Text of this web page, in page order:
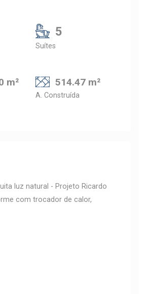
5
Suítes
m² 514.47 m²
A. Construída
luz natural - Projeto Ricardo
com trocador de calor,